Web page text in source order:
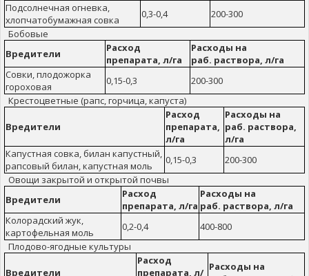
Подсолнечная огневка,
хлопчатобумажная совка
0,3-0,4
200-300
Бобовые
Вредители
Расход
препарата, л/га
Расходы на
раб. раствора, л/га
Совки, плодожорка
гороховая
0,15-0,3
200-300
Крестоцветные (рапс, горчица, капуста)
Вредители
Расход
препарата,
л/га
Расходы на
раб. раствора,
л/га
Капустная совка, билан капустный,
рапсовый билан, капустная моль
0,15-0,3
200-300
Овощи закрытой и открытой почвы
Вредители
Расход
препарата, л/га
Расходы на
раб. раствора, л/га
Колорадский жук,
картофельная моль
0,2-0,4
400-800
Плодово-ягодные культуры
Вредители
Расход
препарата, л/ Расходы на